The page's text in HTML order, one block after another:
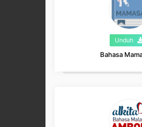
Unduh
Bahasa